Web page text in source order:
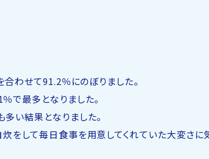
合わせて91.2％にのぼりました。
で最多となりました。
い結果となりました。
炊をして毎日食事を用意してくれていた大変さに